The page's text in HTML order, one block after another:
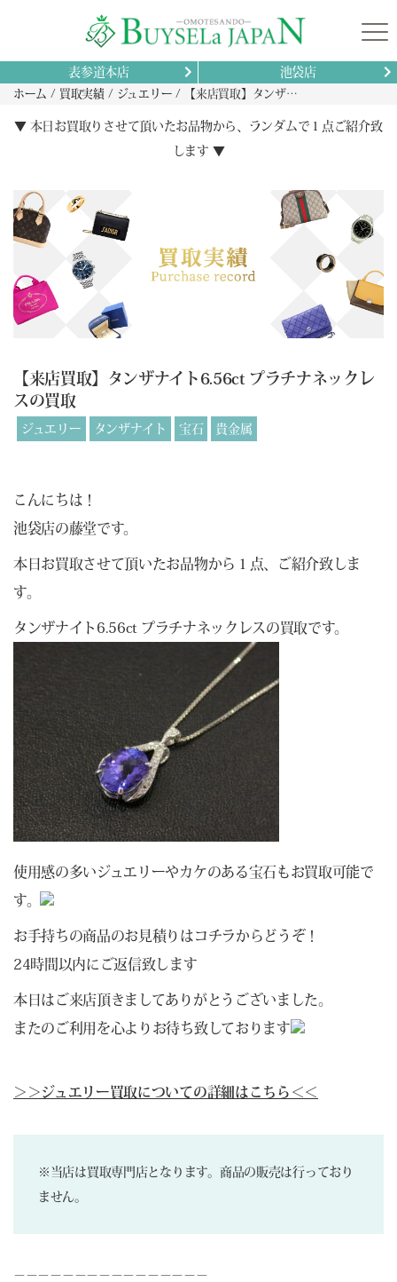
表参道本店 池袋店
ホーム 買取実績 ジュエリー 【来店買取】タンザナイト6.56ct プラチナネックレスの買取
▼ 本日お買取りさせて頂いたお品物から、ランダムで１点ご紹介致
します ▼
【来店買取】タンザナイト6.56ct プラチナネックレ
スの買取
ジュエリー タンザナイト 宝石 貴金属
こんにちは！
池袋店の藤堂です。
本日お買取させて頂いたお品物から１点、ご紹介致しま
す。
タンザナイト6.56ct プラチナネックレスの買取です。
使用感の多いジュエリーやカケのある宝石もお買取可能で
す。
お手持ちの商品のお見積りはコチラからどうぞ！
24時間以内にご返信致します
本日はご来店頂きましてありがとうございました。
またのご利用を心よりお待ち致しております
＞＞ジュエリー買取についての詳細はこちら＜＜
※当店は買取専門店となります。商品の販売は行っており
ません。
－－－－－－－－－－－－－－－－